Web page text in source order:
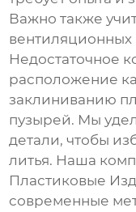
Важно также
вентиляционных
Недостаточное
расположение
заклиниванию
пузырей. Мы
детали, чтобы
литья. Наша
Пластиковые
современные